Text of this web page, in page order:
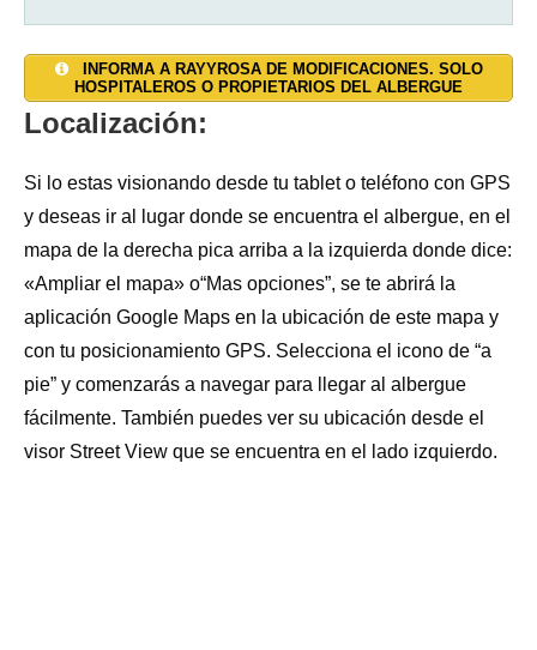
JARDÍN: NO
ALOJAMIENTO PRIVADO: NO
DUCHAS:5
LAVADORA: NO
LAVADERO: NO
SECADORA: NO
TENDEDERO: NO
CALEFACCIÓN: SI
SÁBANAS: NO
INTERNET: SI WIFI (conexión mala y cobertura
móviles muy baja)
RESGUARDO BICICLETAS: SI
ESTABLO: NO
INFORMA A RAYYROSA DE MODIFICACIONES. SOLO
HOSPITALEROS O PROPIETARIOS DEL ALBERGUE
Localización:
Si lo estas visionando desde tu tablet o teléfono con GPS
y deseas ir al lugar donde se encuentra el albergue, en el
mapa de la derecha pica arriba a la izquierda donde dice:
«Ampliar el mapa» o“Mas opciones”, se te abrirá la
aplicación Google Maps en la ubicación de este mapa y
con tu posicionamiento GPS. Selecciona el icono de “a
pie” y comenzarás a navegar para llegar al albergue
fácilmente. También puedes ver su ubicación desde el
visor Street View que se encuentra en el lado izquierdo.